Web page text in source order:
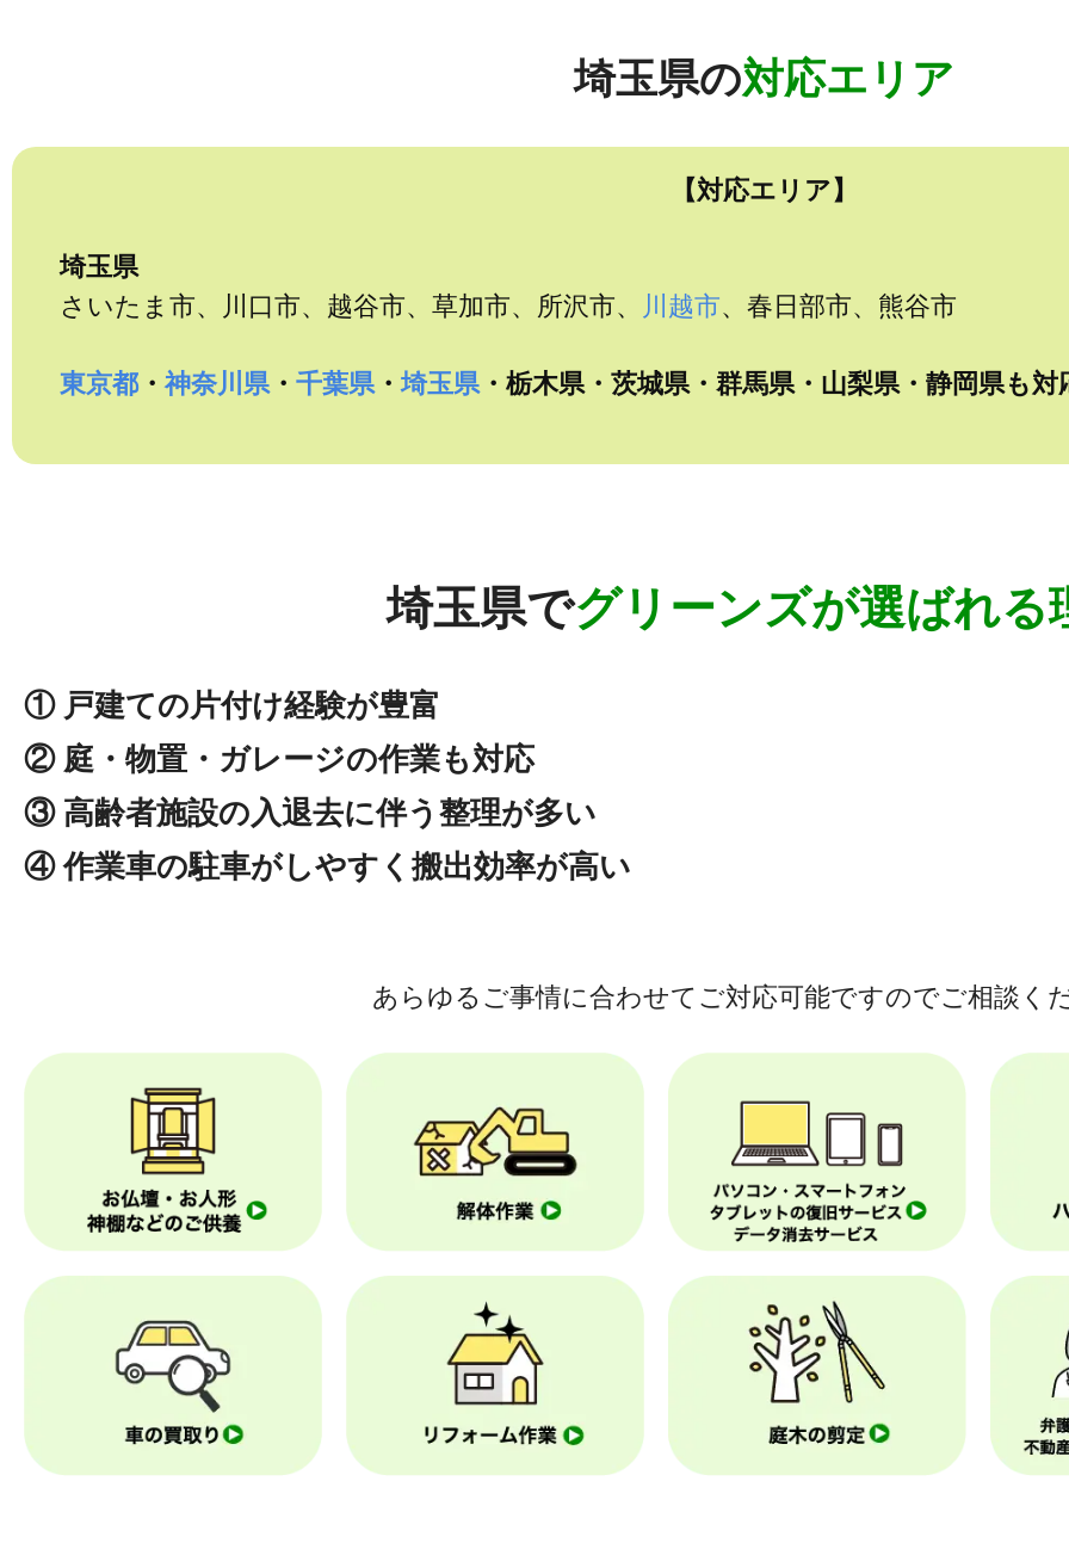
埼玉県の対応エリア
【対応エリア】
埼玉県
さいたま市、川口市、越谷市、草加市、所沢市、
川越市、春日部市、熊谷市
東京都 ・神奈川県 ・ 千葉県 ・埼玉県 ・栃木県・茨城県・群馬県・山梨県・静岡県も対
埼玉県でグリーンズが選ばれる
① 戸建ての片付け経験が豊富
② 庭・物置・ガレージの作業も対応
③ 高齢者施設の入退去に伴う整理が多い
④ 作業車の駐車がしやすく搬出効率が高い
あらゆるご事情に合わせて ご対応可能ですのでご相談く